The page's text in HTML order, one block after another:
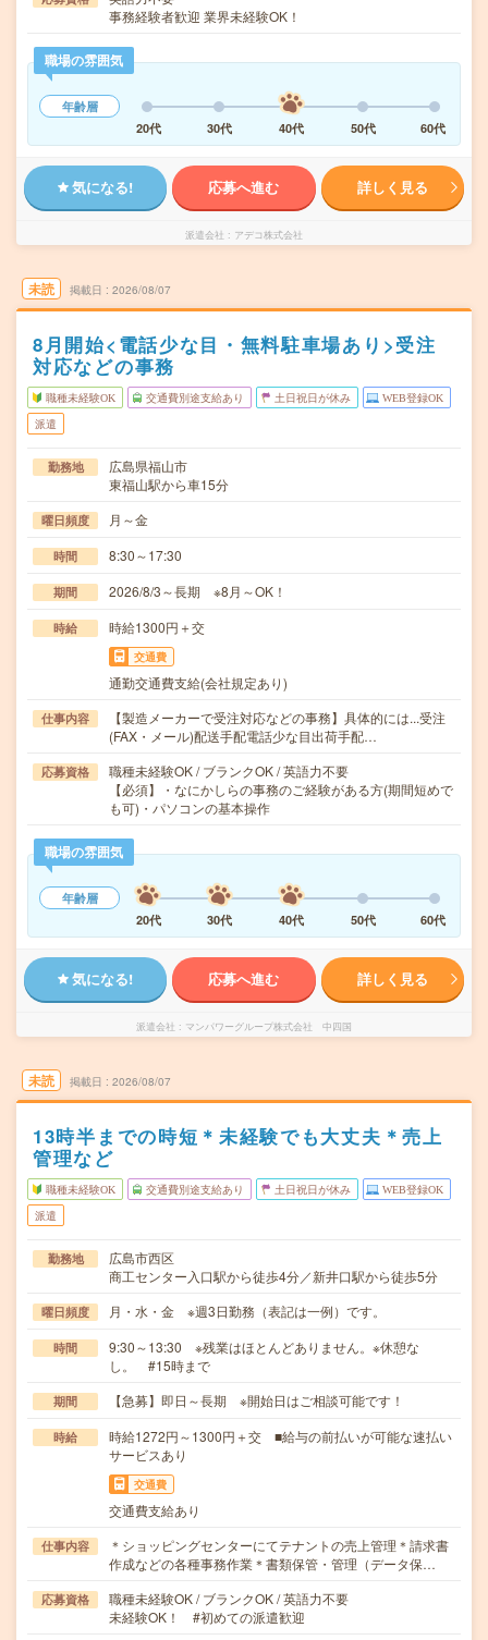
事務経験者歓迎 業界未経験OK！
職場の雰囲気
年齢層
20代
30代 40代 50代 60代
気になる! 応募へ進む 詳しく見る
派遣会社 アデコ株式会社
未読 掲載日 2026/08/07
8月開始<電話少な目・無料駐車場あり>受注
対応などの事務
職種未経験OK 交通費別途支給あり 土日祝日が休み WEB登録OK
派遣
勤務地
広島県福山市
東福山駅から車15分
曜日頻度 月～金
時間 8:30～17:30
期間 2026/8/3～長期 ※8月～OK！
時給 時給1300円＋交
交通費
通勤交通費支給(会社規定あり)
仕事内容
【製造メーカーで受注対応などの事務】具体的には...受注
(FAX・メール)配送手配電話少な目出荷手配…
応募資格
職種未経験OK / ブランクOK / 英語力不要
【必須】・なにかしらの事務のご経験がある方(期間短めで
も可)・パソコンの基本操作
職場の雰囲気
年齢層
20代
30代 40代 50代 60代
気になる! 応募へ進む 詳しく見る
派遣会社 マンパワーグループ株式会社 中四国
未読 掲載日 2026/08/07
13時半までの時短＊未経験でも大丈夫＊売上
管理など
職種未経験OK 交通費別途支給あり 土日祝日が休み WEB登録OK
派遣
勤務地
広島市西区
商工センター入口駅から徒歩4分／新井口駅から徒歩5分
曜日頻度 月・水・金 ※週3日勤務（表記は一例）です。
時間
9:30～13:30 ※残業はほとんどありません。※休憩な
し。 #15時まで
期間 【急募】即日～長期 ※開始日はご相談可能です！
時給
時給1272円～1300円＋交 ■給与の前払いが可能な速払い
サービスあり
交通費
交通費支給あり
仕事内容
＊ショッピングセンターにてテナントの売上管理＊請求書
作成などの各種事務作業＊書類保管・管理（データ保…
応募資格
職種未経験OK / ブランクOK / 英語力不要
未経験OK！ #初めての派遣歓迎